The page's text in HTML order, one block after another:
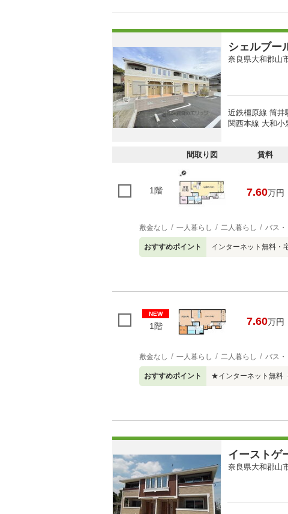
シェルブー
奈良県大和郡山
近鉄橿原線 筒井
関西本線 大和小
間取り図 賃料
1階 7.60万円
敷金なし 一人暮らし 二人暮らし バス・
おすすめポイント インターネット無料・
NEW
1階 7.60万円
敷金なし 一人暮らし 二人暮らし バス・
おすすめポイント ★インターネット無料
イーストゲ
奈良県大和郡山